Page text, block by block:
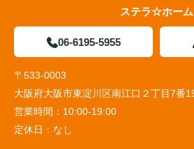
ステラ☆ホーム
06-6195-5955
〒533-0003
大阪府大阪市東淀川区南江口２丁目7番
営業時間： 10:00-19:00
定休日： なし